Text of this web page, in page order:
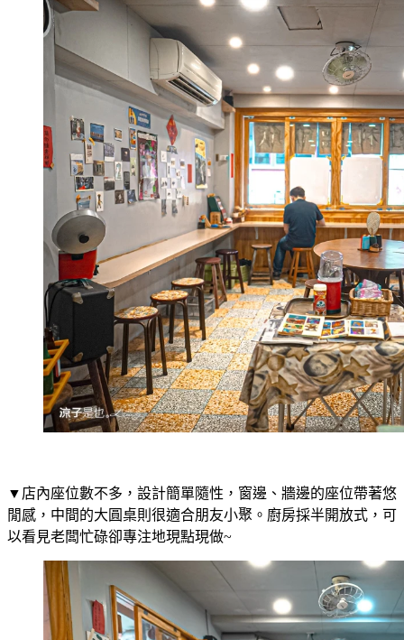
▼店內座位數不多，設計簡單隨性，窗邊、牆邊的座位帶著悠
閒感，中間的大圓桌則很適合朋友小聚。廚房採半開放式，可
以看見老闆忙碌卻專注地現點現做~